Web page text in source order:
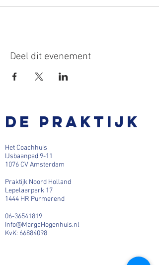
Deel dit evenement
De praktijk
Het Coachhuis
IJsbaanpad 9-11
1076 CV Amsterdam
Praktijk Noord Holland
Lepelaarpark 17
1444 HR Purmerend
06-36541819
Info@MargaHogenhuis.nl
KvK: 66884098